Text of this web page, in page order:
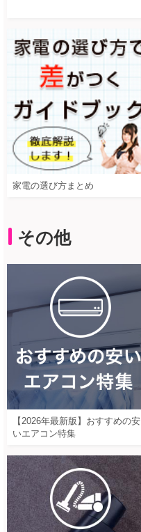
家電の選び方まとめ
その他
【2026年最新版】おすすめの安
いエアコン特集